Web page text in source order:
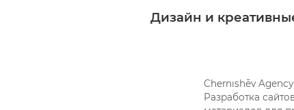
Дизайн и
Chernıshēv
Разработка